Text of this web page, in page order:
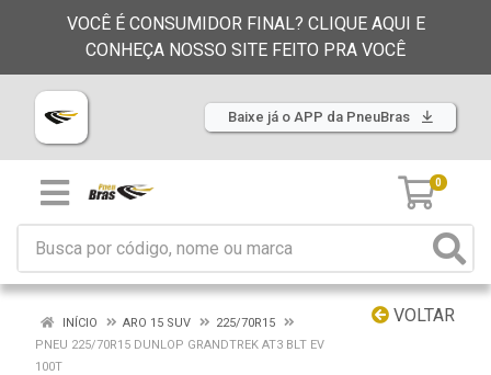
VOCÊ É CONSUMIDOR FINAL? CLIQUE AQUI E
CONHEÇA NOSSO SITE FEITO PRA VOCÊ
Baixe já o APP da PneuBras
0
VOLTAR
INÍCIO ARO 15 SUV
225/70R15
PNEU 225/70R15 DUNLOP GRANDTREK AT3 BLT EV
100T